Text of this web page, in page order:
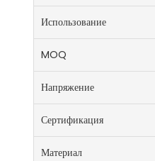
Использование
MOQ
Напряжение
Сертификация
Материал